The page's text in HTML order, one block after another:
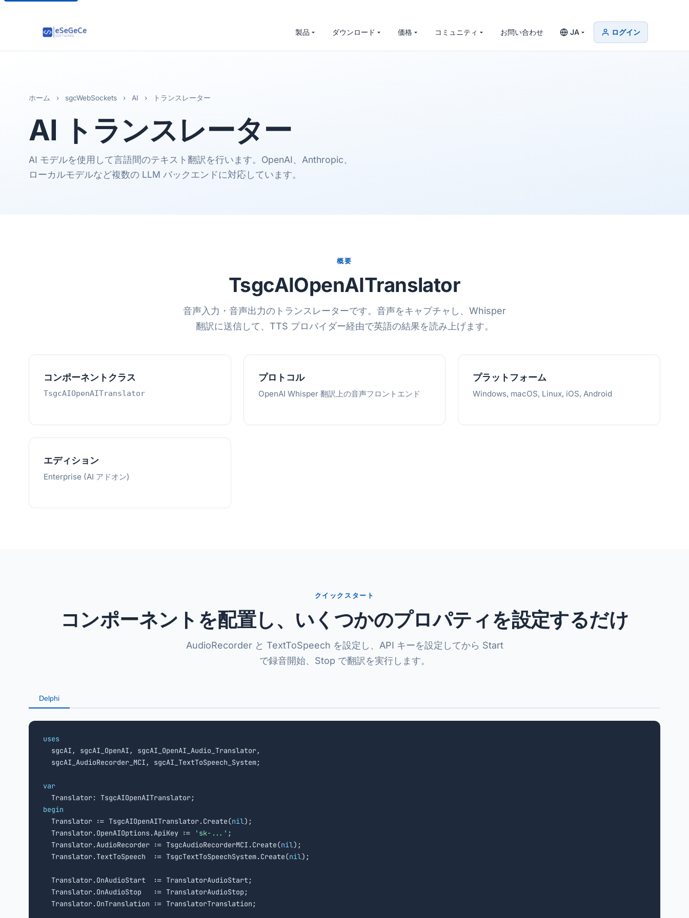
製品 ダウンロード 価格 コミュニティ お問い合わせ JA ログイン
ホーム › sgcWebSockets › AI › トランスレーター
AI トランスレーター
AI モデルを使用して言語間のテキスト翻訳を行います。OpenAI、Anthropic、
ローカルモデルなど複数の LLM バックエンドに対応しています。
概要
TsgcAIOpenAITranslator
音声入力・音声出力のトランスレーターです。音声をキャプチャし、Whisper
翻訳に送信して、TTS プロバイダー経由で英語の結果を読み上げます。
コンポーネントクラス
TsgcAIOpenAITranslator
プロトコル
OpenAI Whisper 翻訳上の音声フロントエンド
プラットフォーム
Windows, macOS, Linux, iOS, Android
エディション
Enterprise (AI アドオン)
クイックスタート
コンポーネントを配置し、いくつかのプロパティを設定するだけ
AudioRecorder と TextToSpeech を設定し、API キーを設定してから Start
で録音開始、Stop で翻訳を実行します。
Delphi
uses
sgcAI, sgcAI_OpenAI, sgcAI_OpenAI_Audio_Translator,
  sgcAI_AudioRecorder_MCI, sgcAI_TextToSpeech_System;
var
begin
Translator := TsgcAIOpenAITranslator.Create(nil);
  Translator.OpenAIOptions.ApiKey :=
'sk-...' ;
  Translator.AudioRecorder := TsgcAudioRecorderMCI.Create(
nil);
  Translator.TextToSpeech  := TsgcTextToSpeechSystem.Create(
nil);
  Translator.OnAudioStart  := TranslatorAudioStart;
  Translator.OnAudioStop   := TranslatorAudioStop;
  Translator.OnTranslation := TranslatorTranslation;